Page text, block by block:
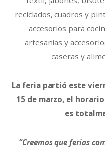
reciclados, cuadros y
accesorios para
artesanías y
caseras y
La feria partió este
15 de marzo, el
es
“Creemos que ferias